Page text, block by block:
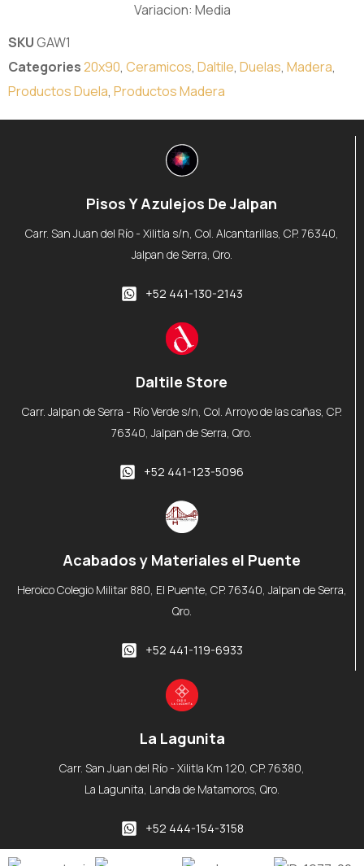
Variacion: Media
SKUGAW1
Categories20x90, Ceramicos, Daltile, Duelas, Madera,
Productos Duela, Productos Madera
Pisos Y Azulejos De Jalpan
Carr. San Juan del Río - Xilitla s/n, Col. Alcantarillas, CP. 76340,
Jalpan de Serra, Qro.
+52 441-130-2143
Daltile Store
Carr. Jalpan de Serra - Río Verde s/n, Col. Arroyo de las cañas, CP.
76340, Jalpan de Serra, Qro.
+52 441-123-5096
Acabados y Materiales el Puente
Heroico Colegio Militar 880, El Puente, CP. 76340, Jalpan de Serra,
Qro.
+52 441-119-6933
La Lagunita
Carr. San Juan del Río - Xilitla Km 120, CP. 76380,
La Lagunita, Landa de Matamoros, Qro.
+52 444-154-3158